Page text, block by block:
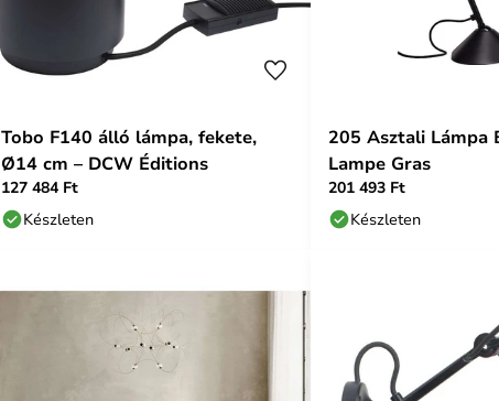
Tobo F140 álló lámpa, fekete,
Ø14 cm – DCW Éditions
127 484 Ft
Készleten
205 Asztali Lámpa
Lampe Gras
201 493 Ft
Készleten